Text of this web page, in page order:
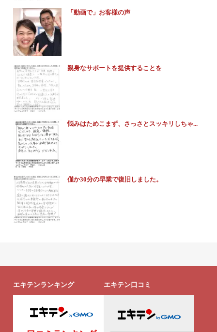
「動画で」お客様の声
親身なサポートを提供することを
悩みはためこまず、さっさとスッキリしちゃ...
僅か30分の早業で復旧しました。
エキテンランキング エキテン口コミ